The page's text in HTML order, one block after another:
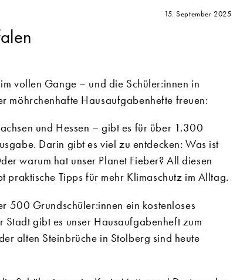
15. September 2025
vollen Gange – und die Schüler:innen in
möhrchenhafte Hausaufgabenhefte freuen:
und Hessen – gibt es für über 1.300
Darin gibt es viel zu entdecken: Was ist
warum hat unser Planet Fieber? All diesen
Tipps für mehr Klimaschutz im Alltag.
500 Grundschüler:innen ein kostenloses
gibt es unser Hausaufgabenheft zum
alten Steinbrüche in Stolberg sind heute